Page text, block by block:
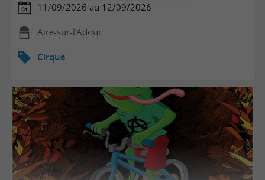
11/09/2026 au 12/09/2026
Aire-sur-l'Adour
Cirque